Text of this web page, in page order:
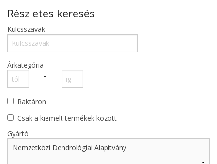
Dísztárgyak
Ajándéktárgyak
Könyvek
Ritkaságok
Újdonságok
MAGAZIN
Akciós termékek
Részletes keresés
Kulcsszavak
Árkategória
-
Raktáron
Csak a kiemelt termékek között
Gyártó